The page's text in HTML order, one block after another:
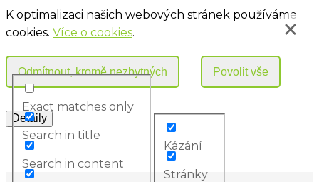
K optimalizaci našich webových stránek používáme
cookies. Více o cookies.
Exact matches only
Search in title
Search in content
Kázání
Stránky